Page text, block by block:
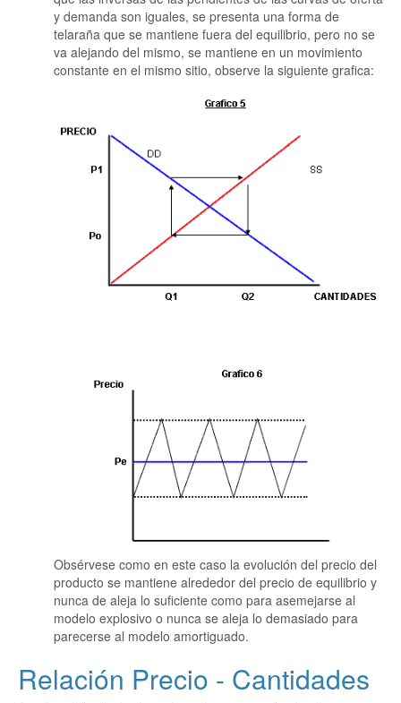
y demanda son iguales, se presenta una forma de
telaraña que se mantiene fuera del equilibrio, pero no se
va alejando del mismo, se mantiene en un movimiento
constante en el mismo sitio, observe la siguiente grafica:
Obsérvese como en este caso la evolución del precio del
producto se mantiene alrededor del precio de equilibrio y
nunca de aleja lo suficiente como para asemejarse al
modelo explosivo o nunca se aleja lo demasiado para
parecerse al modelo amortiguado.
Relación Precio - Cantidades